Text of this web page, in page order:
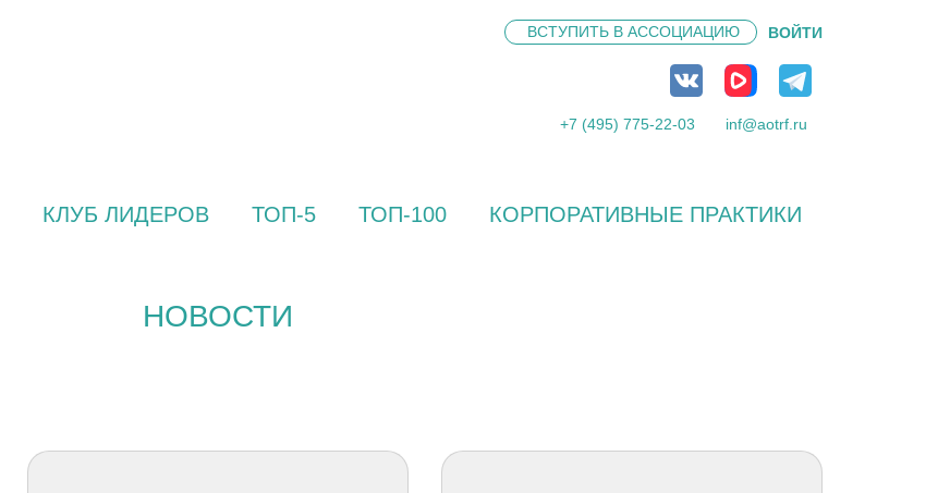
ВСТУПИТЬ В АССОЦИАЦИЮ ВОЙТИ
+7 (495) 775-22-03 inf@aotrf.ru
КЛУБ ЛИДЕРОВ ТОП-5 ТОП-100 КОРПОРАТИВНЫЕ ПРАКТИКИ
НОВОСТИ